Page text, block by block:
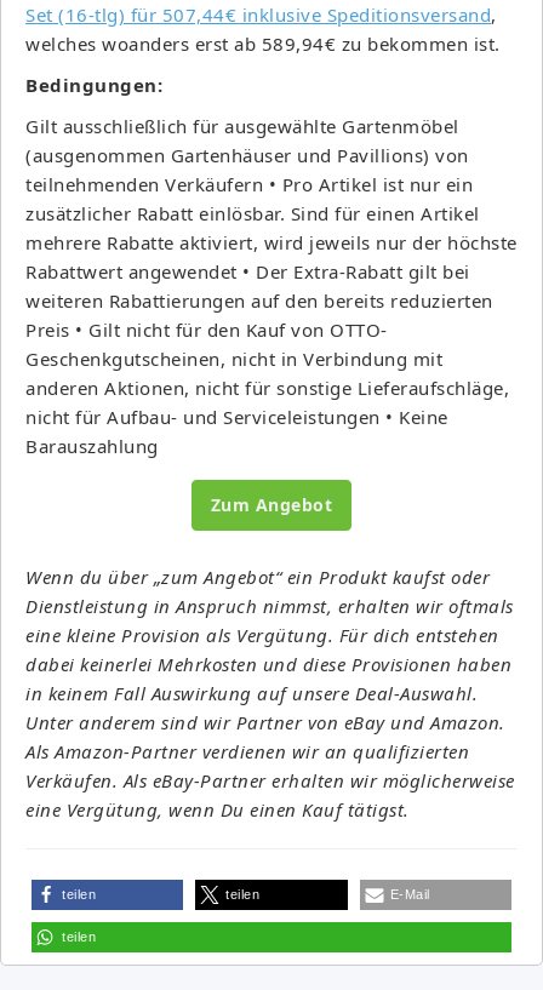
Set (16-tlg) für 507,44€ inklusive Speditionsversand,
welches woanders erst ab 589,94€ zu bekommen ist.
Bedingungen:
Gilt ausschließlich für ausgewählte Gartenmöbel
(ausgenommen Gartenhäuser und Pavillions) von
teilnehmenden Verkäufern • Pro Artikel ist nur ein
zusätzlicher Rabatt einlösbar. Sind für einen Artikel
mehrere Rabatte aktiviert, wird jeweils nur der höchste
Rabattwert angewendet • Der Extra-Rabatt gilt bei
weiteren Rabattierungen auf den bereits reduzierten
Preis • Gilt nicht für den Kauf von OTTO-
Geschenkgutscheinen, nicht in Verbindung mit
anderen Aktionen, nicht für sonstige Lieferaufschläge,
nicht für Aufbau- und Serviceleistungen • Keine
Barauszahlung
Zum Angebot
Wenn du über „zum Angebot“ ein Produkt kaufst oder
Dienstleistung in Anspruch nimmst, erhalten wir oftmals
eine kleine Provision als Vergütung. Für dich entstehen
dabei keinerlei Mehrkosten und diese Provisionen haben
in keinem Fall Auswirkung auf unsere Deal-Auswahl.
Unter anderem sind wir Partner von eBay und Amazon.
Als Amazon-Partner verdienen wir an qualifizierten
Verkäufen. Als eBay-Partner erhalten wir möglicherweise
eine Vergütung, wenn Du einen Kauf tätigst.
teilen teilen E-Mail
teilen